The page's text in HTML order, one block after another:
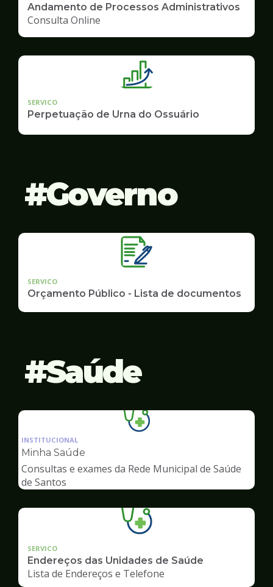
Andamento de Processos Administrativos
Consulta Online
SERVICO
Perpetuação de Urna do Ossuário
Governo
SERVICO
Orçamento Público - Lista de documentos
Saúde
Ilustração
da
de
Saúde
INSTITUCIONAL
Minha Saúde
Consultas e exames da Rede Municipal de Saúde
de Santos
SERVICO
Endereços das Unidades de Saúde
Lista de Endereços e Telefone